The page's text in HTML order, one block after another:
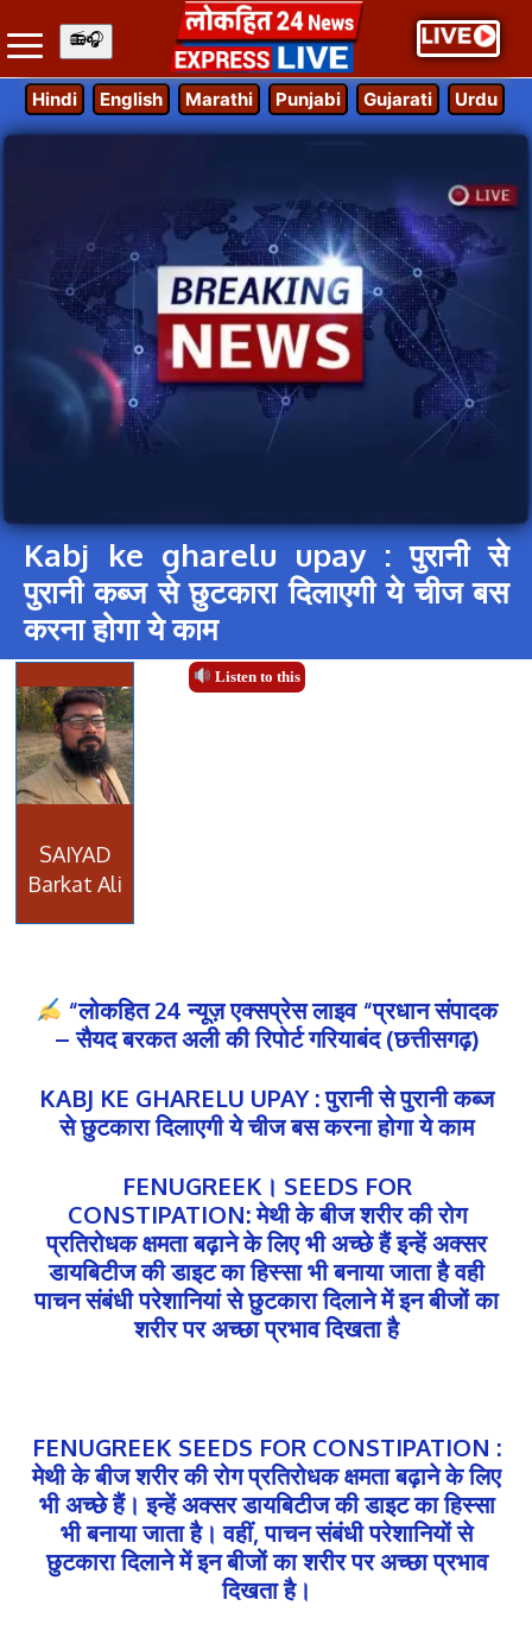
Hindi English Marathi Punjabi Gujarati Urdu
Kabj ke gharelu upay : पुरानी से
पुरानी कब्ज से छुटकारा दिलाएगी ये चीज बस
करना होगा ये काम
Listen to this
SAIYAD
Barkat Ali
“लोकहित 24 न्यूज़ एक्सप्रेस लाइव “प्रधान संपादक
– सैयद बरकत अली की रिपोर्ट गरियाबंद (छत्तीसगढ़)
KABJ KE GHARELU UPAY : पुरानी से पुरानी कब्ज
से छुटकारा दिलाएगी ये चीज बस करना होगा ये काम
FENUGREEK। SEEDS FOR
CONSTIPATION: मेथी के बीज शरीर की रोग
प्रतिरोधक क्षमता बढ़ाने के लिए भी अच्छे हैं इन्हें अक्सर
डायबिटीज की डाइट का हिस्सा भी बनाया जाता है वही
पाचन संबंधी परेशानियां से छुटकारा दिलाने में इन बीजों का
शरीर पर अच्छा प्रभाव दिखता है
FENUGREEK SEEDS FOR CONSTIPATION :
मेथी के बीज शरीर की रोग प्रतिरोधक क्षमता बढ़ाने के लिए
भी अच्छे हैं। इन्हें अक्सर डायबिटीज की डाइट का हिस्सा
भी बनाया जाता है। वहीं, पाचन संबंधी परेशानियों से
छुटकारा दिलाने में इन बीजों का शरीर पर अच्छा प्रभाव
दिखता है।